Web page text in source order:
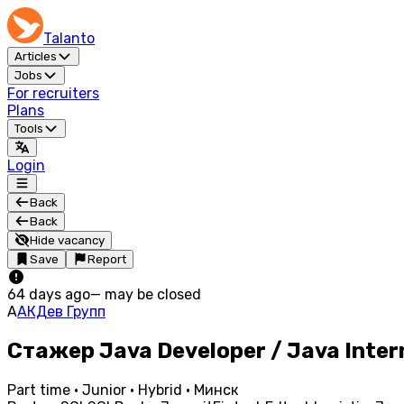
Talanto
Articles
Jobs
For recruiters
Plans
Tools
Login
Back
Back
Hide vacancy
Save
Report
64 days ago— may be closed
ААКДев Групп
Стажер Java Developer / Java
Part time · Junior · Hybrid · Минск